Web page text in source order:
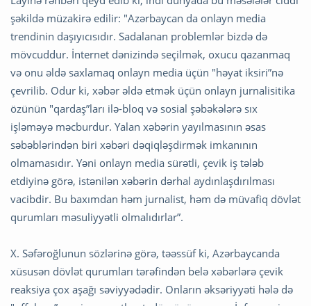
şəkildə müzakirə edilir: "Azərbaycan da onlayn media
trendinin daşıyıcısıdır. Sadalanan problemlər bizdə də
mövcuddur. İnternet dənizində seçilmək, oxucu qazanmaq
və onu əldə saxlamaq onlayn media üçün "həyat iksiri”nə
çevrilib. Odur ki, xəbər əldə etmək üçün onlayn jurnalisitika
özünün "qardaş”ları ilə-bloq və sosial şəbəkələrə sıx
işləməyə məcburdur. Yalan xəbərin yayılmasının əsas
səbəblərindən biri xəbəri dəqiqləşdirmək imkanının
olmamasıdır. Yəni onlayn media sürətli, çevik iş tələb
etdiyinə görə, istənilən xəbərin dərhal aydınlaşdırılması
vacibdir. Bu baxımdan həm jurnalist, həm də müvafiq dövlət
qurumları məsuliyyətli olmalıdırlar”.
X. Səfəroğlunun sözlərinə görə, təəssüf ki, Azərbaycanda
xüsusən dövlət qurumları tərəfindən belə xəbərlərə çevik
reaksiya çox aşağı səviyyədədir. Onların əksəriyyəti hələ də